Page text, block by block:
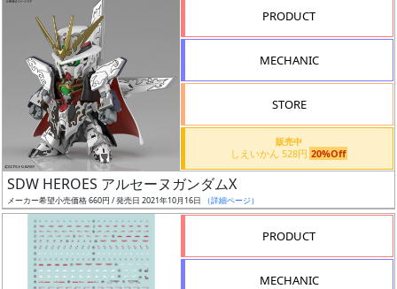
最
安
値
PRODUCT
MECHANIC
STORE
販売中
しえいかん 528円 20%Off
SDW HEROES アルセーヌガンダムX
メーカー希望小売価格 660円 / 発売日 2021年10月16日 （詳細ページ）
PRODUCT
MECHANIC